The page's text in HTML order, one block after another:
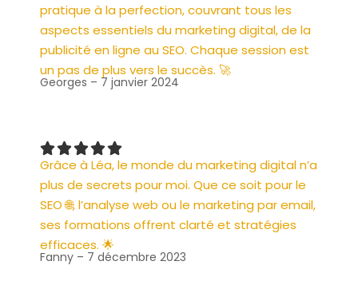
pratique à la perfection, couvrant tous les
aspects essentiels du marketing digital, de la
publicité en ligne au SEO. Chaque session est
un pas de plus vers le succès. 🚀
Georges – 7 janvier 2024
Grâce à Léa, le monde du marketing digital n’a
plus de secrets pour moi. Que ce soit pour le
SEO 🌐, l’analyse web ou le marketing par email,
ses formations offrent clarté et stratégies
efficaces. 🌟
Fanny – 7 décembre 2023